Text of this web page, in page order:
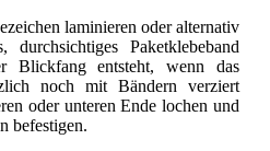
laminieren oder alternativ
Paketklebeband
Blickfang entsteht, wenn das
noch mit Bändern verziert
oder unteren Ende lochen und
befestigen.